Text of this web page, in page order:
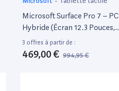
Microsoft Surface Pro 7 – PC
Hybride (Écran 12.3 Pouces,
Intel Core i5, 8Go De Ram,
256Go De Stockage SSD) –
Platine
3 offres à partir de :
469,00 € 994,95 €